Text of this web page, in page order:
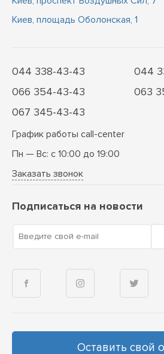
Киев, площадь Оболонская, 1
044 338-43-43
044
066 354-43-43
063
067 345-43-43
График работы call-center
Пн — Вс: с 10:00 до 19:00
Заказать звонок
Подписаться на новости
Введите свой e-mail
Оставить свой